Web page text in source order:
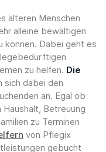
älteren Menschen
alleine bewältigen
können. Dabei geht es
zu helfen. Die
sich dabei den
an. Egal ob
Betreuung
zu Terminen
von Pflegix
gebucht